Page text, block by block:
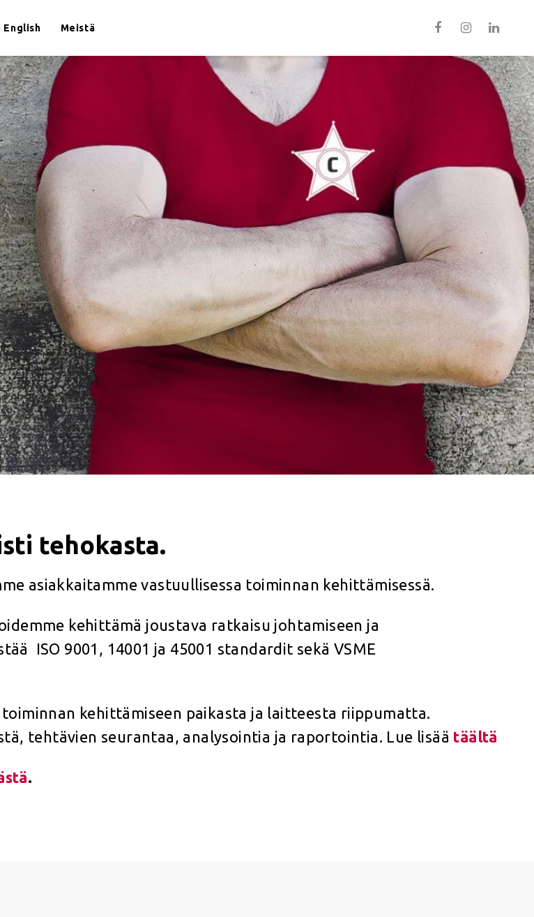
English Meistä
tehokasta.
asiakkaitamme vastuullisessa toiminnan kehittämisessä.
kehittämä joustava ratkaisu johtamiseen ja
ISO 9001, 14001 ja 45001 standardit sekä VSME
kehittämiseen paikasta ja laitteesta riippumatta.
tehtävien seurantaa, analysointia ja raportointia. Lue lisää täältä
.